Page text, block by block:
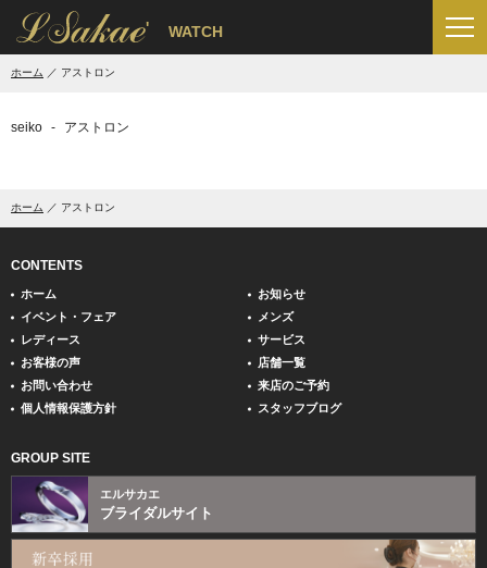
' WATCH
ホーム アストロン
seiko アストロン
ホーム アストロン
CONTENTS
ホーム
お知らせ
イベント・フェア
メンズ
レディース
サービス
お客様の声
店舗一覧
お問い合わせ
来店のご予約
個人情報保護方針
スタッフブログ
GROUP SITE
エルサカエ
ブライダルサイト